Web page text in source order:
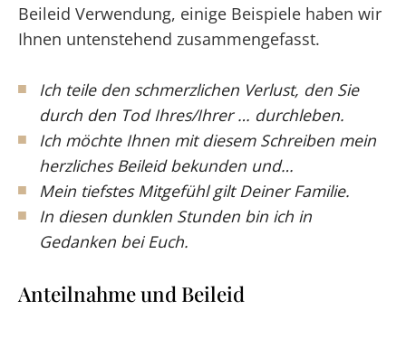
Beileid Verwendung, einige Beispiele haben wir
Ihnen untenstehend zusammengefasst.
Ich teile den schmerzlichen Verlust, den Sie
durch den Tod Ihres/Ihrer … durchleben.
Ich möchte Ihnen mit diesem Schreiben mein
herzliches Beileid bekunden und…
Mein tiefstes Mitgefühl gilt Deiner Familie.
In diesen dunklen Stunden bin ich in
Gedanken bei Euch.
Anteilnahme und Beileid